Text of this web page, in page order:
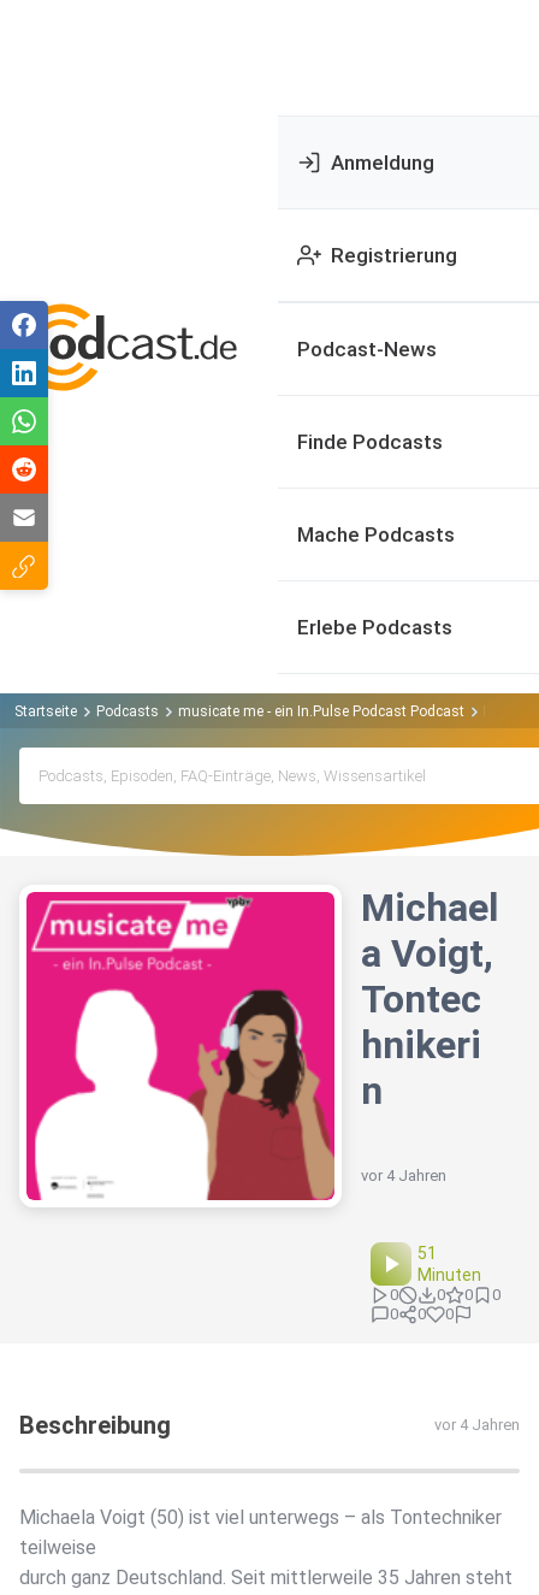
Anmeldung
Registrierung
Podcast-News
Finde Podcasts
Mache Podcasts
Erlebe Podcasts
Startseite Podcasts musicate me - ein In.Pulse Podcast Podcast
Michael
a Voigt,
Tontec
hnikeri
n
vor 4 Jahren
51
Minuten
0 0 0
0
0
0 0
Beschreibung vor 4 Jahren
Michaela Voigt (50) ist viel unterwegs – als Tontechniker
teilweise
durch ganz Deutschland. Seit mittlerweile 35 Jahren steht